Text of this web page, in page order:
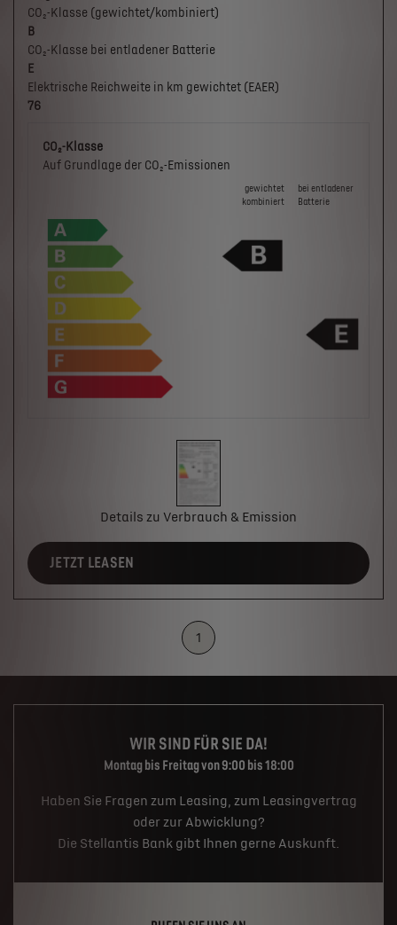
CO₂-Klasse (gewichtet/kombiniert)
B
CO₂-Klasse bei entladener Batterie
E
Elektrische Reichweite in km gewichtet (EAER)
76
CO₂-Klasse
Auf Grundlage der CO₂-Emissionen
gewichtet
kombiniert
bei ent­la­de­ner
Batterie
Details zu Verbrauch & Emission
JETZT LEASEN
1
WIR SIND FÜR SIE DA!
Montag bis Freitag von 9:00 bis 18:00
Haben Sie Fragen zum Leasing, zum Leasingvertrag
oder zur Abwicklung?
Die Stellantis Bank gibt Ihnen gerne Auskunft.